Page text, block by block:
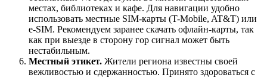
местах, библиотеках и кафе. Для навигации удобно
использовать местные SIM-карты (T-Mobile, AT&T) или
e-SIM. Рекомендуем заранее скачать офлайн-карты, так
как при выезде в сторону гор сигнал может быть
нестабильным.
Местный этикет. Жители региона известны своей
вежливостью и сдержанностью. Принято здороваться с